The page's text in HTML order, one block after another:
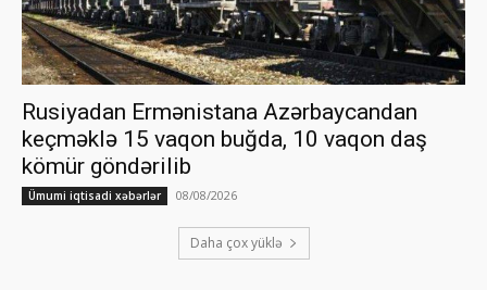
Rusiyadan Ermənistana Azərbaycandan
keçməklə 15 vaqon buğda, 10 vaqon daş
kömür göndərilib
Ümumi iqtisadi xəbərlər 08/08/2026
Daha çox yüklə